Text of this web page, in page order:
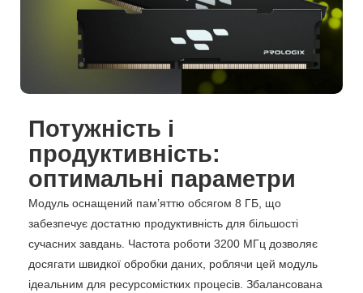
Потужність і
продуктивність:
оптимальні параметри
Модуль оснащений пам’яттю обсягом 8 ГБ, що
забезпечує достатню продуктивність для більшості
сучасних завдань. Частота роботи 3200 МГц дозволяє
досягати швидкої обробки даних, роблячи цей модуль
ідеальним для ресурсомістких процесів. Збалансована